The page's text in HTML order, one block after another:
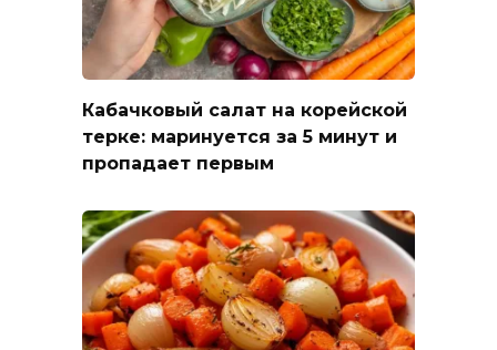
Кабачковый салат на корейской
терке: маринуется за 5 минут и
пропадает первым